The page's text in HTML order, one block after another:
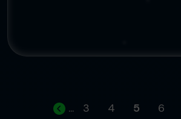
... 3 4 5 6